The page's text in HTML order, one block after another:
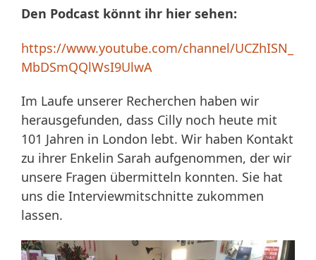
Den Podcast könnt ihr hier sehen:
https://www.youtube.com/channel/UCZhISN_
MbDSmQQlWsI9UlwA
Im Laufe unserer Recherchen haben wir
herausgefunden, dass Cilly noch heute mit
101 Jahren in London lebt. Wir haben Kontakt
zu ihrer Enkelin Sarah aufgenommen, der wir
unsere Fragen übermitteln konnten. Sie hat
uns die Interviewmitschnitte zukommen
lassen.